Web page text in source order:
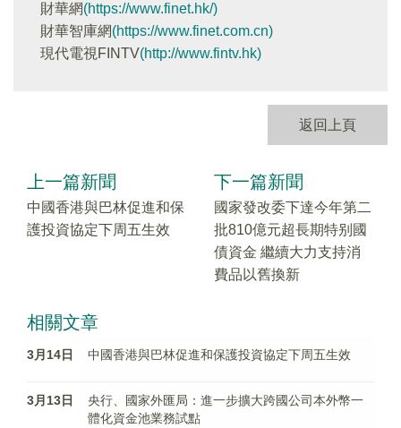
財華網(https://www.finet.hk/)
財華智庫網(https://www.finet.com.cn)
現代電視FINTV(http://www.fintv.hk)
返回上頁
上一篇新聞
中國香港與巴林促進和保
護投資協定下周五生效
下一篇新聞
國家發改委下達今年第二
批810億元超長期特别國
債資金 繼續大力支持消
費品以舊換新
相關文章
3月14日 中國香港與巴林促進和保護投資協定下周五生效
3月13日
央行、國家外匯局：進一步擴大跨國公司本外幣一
體化資金池業務試點